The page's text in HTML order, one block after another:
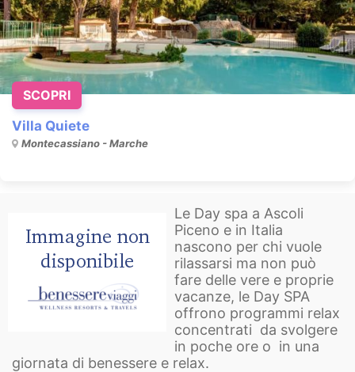
Villa Quiete
Montecassiano - Marche
SCOPRI
Le Day spa a Ascoli
Piceno e in Italia
nascono per chi vuole
rilassarsi ma non può
fare delle vere e proprie
vacanze, le Day SPA
offrono programmi relax
concentrati da svolgere
in poche ore o in una
giornata di benessere e relax.